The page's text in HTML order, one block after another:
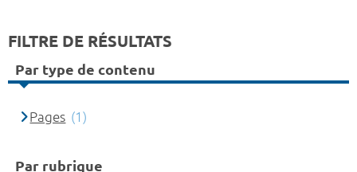
FILTRE DE RÉSULTATS
Par type de contenu
Pages (1)
Par rubrique